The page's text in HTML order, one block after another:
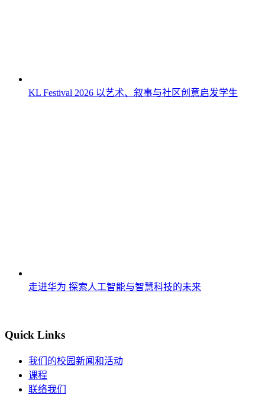
KL Festival 2026 以艺术、叙事与社区创意启发学生
走进华为 探索人工智能与智慧科技的未来
Quick Links
我们的校园新闻和活动
课程
联络我们